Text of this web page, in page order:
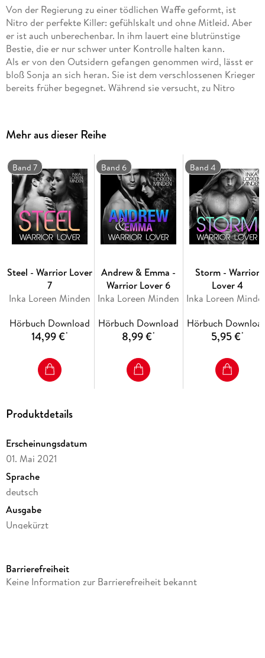
Von der Regierung zu einer tödlichen Waffe geformt, ist
Nitro der perfekte Killer: gefühlskalt und ohne Mitleid. Aber
er ist auch unberechenbar. In ihm lauert eine blutrünstige
Bestie, die er nur schwer unter Kontrolle halten kann.
Als er von den Outsidern gefangen genommen wird, lässt er
bloß Sonja an sich heran. Sie ist dem verschlossenen Krieger
bereits früher begegnet. Während sie versucht, zu Nitro
genommen, das ihm niemand zurückgeben kann
Ein heißer Liebesroman mit Action, Tortured Heroes,
Romantik und Happy End.
Teil 5 der Warrior Lover Hörbuch-Serie mit der Rebellin Sonja
und dem Biest-Krieger Nitro! Jeder Teil kann jedoch auch
ohne Vorkenntnisse gehört werden.
Mehr aus dieser Reihe
Band 7
Steel - Warrior Lover
7
Inka Loreen Minden
Hörbuch Download
14,99 €*
Band 6
Andrew & Emma -
Warrior Lover 6
Inka Loreen Minden
Hörbuch Download
8,99 €*
Band 4
Storm - Warrior
Lover 4
Inka Loreen
Hörbuch
5,95 €*
Produktdetails
Erscheinungsdatum
01. Mai 2021
Sprache
deutsch
Ausgabe
Ungekürzt
Laufzeit
Barrierefreiheit
Keine Information zur Barrierefreiheit bekannt